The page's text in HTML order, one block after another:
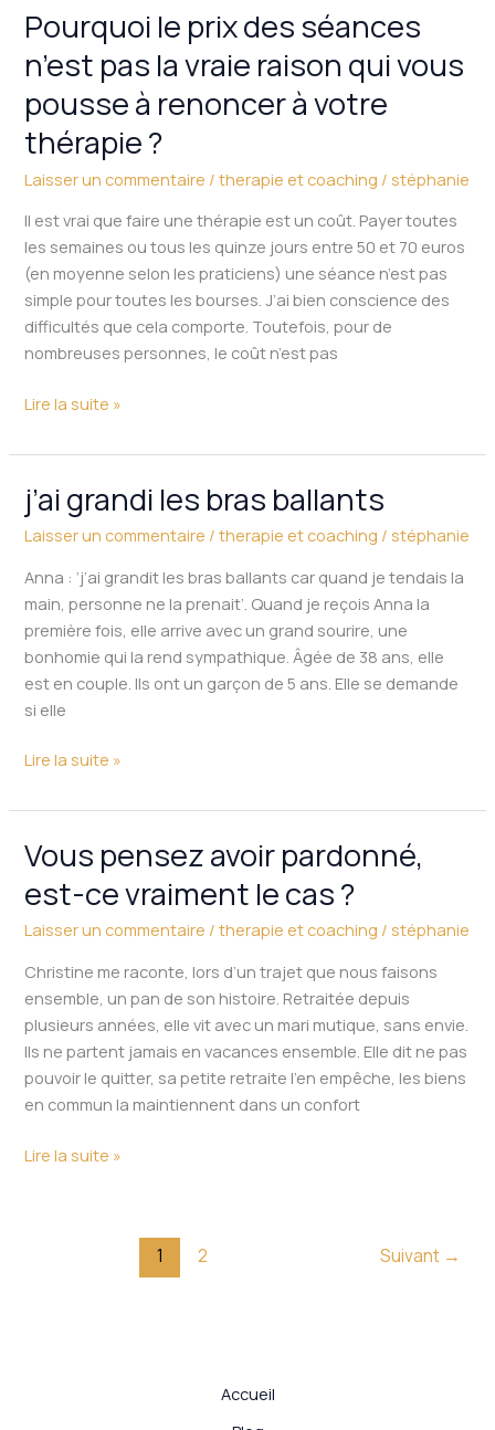
Pourquoi le prix des séances
n’est pas la vraie raison qui vous
pousse à renoncer à votre
thérapie ?
Laisser un commentaire /therapie et coaching /stéphanie
Il est vrai que faire une thérapie est un coût. Payer toutes
les semaines ou tous les quinze jours entre 50 et 70 euros
(en moyenne selon les praticiens) une séance n’est pas
simple pour toutes les bourses. J’ai bien conscience des
difficultés que cela comporte. Toutefois, pour de
nombreuses personnes, le coût n’est pas
Pourquoi
prix
des
séances
n’est
pas
vraie
raison
qui
vous
pousse
à
à
Lire la suite »
j’ai grandi les bras ballants
Laisser un commentaire /therapie et coaching /stéphanie
Anna : ‘j’ai grandit les bras ballants car quand je tendais la
main, personne ne la prenait’. Quand je reçois Anna la
première fois, elle arrive avec un grand sourire, une
bonhomie qui la rend sympathique. Âgée de 38 ans, elle
est en couple. Ils ont un garçon de 5 ans. Elle se demande
si elle
j’ai
grandi
les
bras
ballants
Lire la suite »
Vous pensez avoir pardonné,
est-ce vraiment le cas ?
Laisser un commentaire /therapie et coaching /stéphanie
Christine me raconte, lors d’un trajet que nous faisons
ensemble, un pan de son histoire. Retraitée depuis
plusieurs années, elle vit avec un mari mutique, sans envie.
Ils ne partent jamais en vacances ensemble. Elle dit ne pas
pouvoir le quitter, sa petite retraite l’en empêche, les biens
en commun la maintiennent dans un confort
Vous
pensez
avoir
pardonné,
ce
vraiment
le
cas ?
Lire la suite »
1 2 Suivant →
Accueil